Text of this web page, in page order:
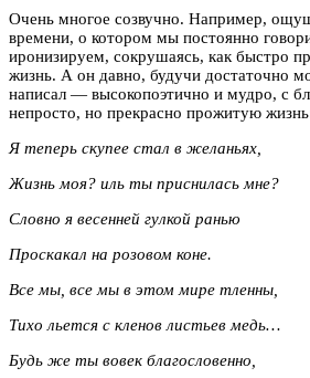
Очень многое созвучно. Например,
времени, о котором мы постоянно
иронизируем, сокрушаясь, как быстро
жизнь. А он давно, будучи достаточно
написал — высокопоэтично и мудро, с
непросто, но прекрасно прожитую
Я теперь скупее стал в желаньях,
Жизнь моя? иль ты приснилась мне?
Словно я весенней гулкой ранью
Проскакал на розовом коне.
Все мы, все мы в этом мире тленны,
Тихо льется с кленов листьев медь…
Будь же ты вовек благословенно,